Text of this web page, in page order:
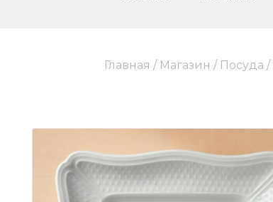
Главная / Магазин / Посуда /